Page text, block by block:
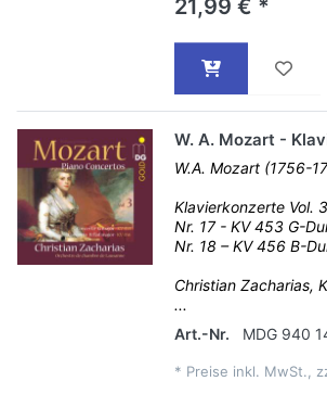
21,99 € *
W. A. Mozart -
W.A. Mozart (1756-
Klavierkonzerte Vol. 3
Nr. 17 - KV 453 G-
Nr. 18 – KV 456 B-
Christian Zacharias,
...
Art.-Nr.
MDG 940
* Preise inkl. MwSt.,